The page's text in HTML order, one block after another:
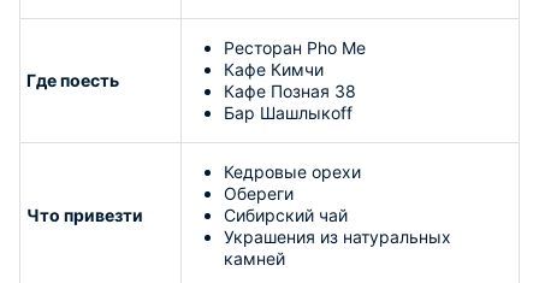
Где поесть
Ресторан Pho Me
Кафе Кимчи
Кафе Позная 38
Бар Шашлыкоff
Что привезти
Кедровые орехи
Обереги
Сибирский чай
Украшения из натуральных
камней